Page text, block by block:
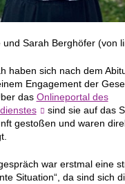
Sarah Berghöfer (von
haben sich nach dem
Engagement der
das Onlineportal des
sind sie auf das
gestoßen und waren
war erstmal eine
Situation“, da sind sich